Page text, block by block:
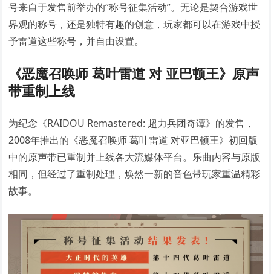
号来自于发售前举办的“称号征集活动”。无论是契合游戏世
界观的称号，还是独特有趣的创意，玩家都可以在游戏中授
予雷道这些称号，并自由设置。
《恶魔召唤师 葛叶雷道 对 亚巴顿王》原声
带重制上线
为纪念《RAIDOU Remastered: 超力兵团奇谭》的发售，
2008年推出的《恶魔召唤师 葛叶雷道 对亚巴顿王》初回版
中的原声带已重制并上线各大流媒体平台。乐曲内容与原版
相同，但经过了重制处理，焕然一新的音色带玩家重温精彩
故事。